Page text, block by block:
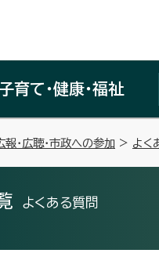
子育て・健康・福祉
報・広聴・市政への参加 > よく
よくある質問